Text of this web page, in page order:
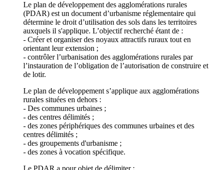
Le plan de développement des agglomérations rurales
(PDAR) est un document d’urbanisme réglementaire qui
détermine le droit d’utilisation des sols dans les territoires
auxquels il s'applique. L’objectif recherché étant de :
- Créer et organiser des noyaux attractifs ruraux tout en
orientant leur extension ;
- contrôler l’urbanisation des agglomérations rurales par
l’instauration de l’obligation de l’autorisation de construire et
de lotir.
Le plan de développement s’applique aux agglomérations
rurales situées en dehors :
- Des communes urbaines ;
- des centres délimités ;
- des zones périphériques des communes urbaines et des
centres délimités ;
- des groupements d'urbanisme ;
- des zones à vocation spécifique.